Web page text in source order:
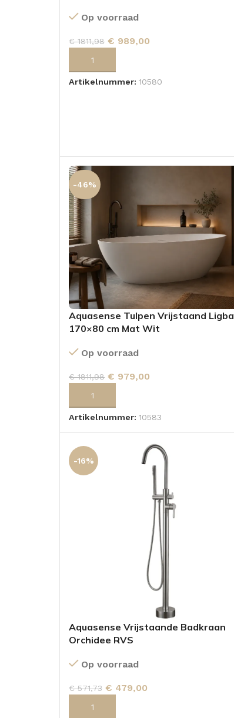
Op voorraad
€1811,98 € 989,00
TOEVOEGEN AAN WINKELWAGEN
Artikelnummer: 10580
-46%
Aquasense Tulpen Vrijstaand
170×80 cm Mat Wit
Op voorraad
€1811,98 € 979,00
TOEVOEGEN AAN WINKELWAGEN
Artikelnummer: 10583
-16%
Aquasense Vrijstaande Badkraan
Orchidee RVS
Op voorraad
€571,73 € 479,00
TOEVOEGEN AAN WINKELWAGEN